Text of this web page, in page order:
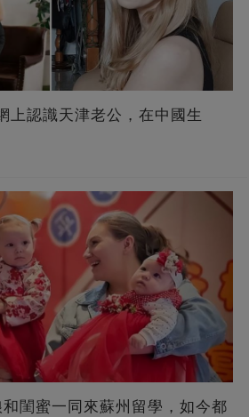
上認識天津老公，在中國生
閨蜜一同來蘇州留學，如今都